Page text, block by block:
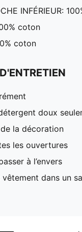
INFÉRIEUR:
coton
coton
doux
la décoration
les ouvertures
à l’envers
dans un